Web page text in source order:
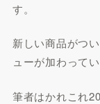
す。
新しい商品がつ
ューが加わって
筆者はかれこれ